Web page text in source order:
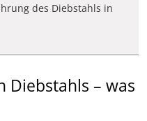
des Diebstahls in
Diebstahls – was